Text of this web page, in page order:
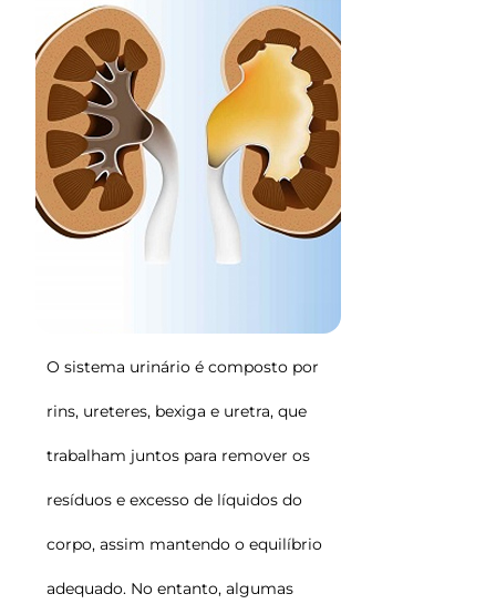
O sistema urinário é composto por
rins, ureteres, bexiga e uretra, que
trabalham juntos para remover os
resíduos e excesso de líquidos do
corpo, assim mantendo o equilíbrio
adequado. No entanto, algumas